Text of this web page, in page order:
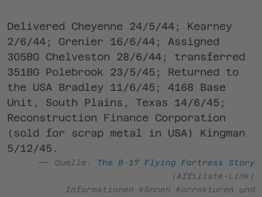
Delivered Cheyenne 24/5/44; Kearney
2/6/44; Grenier 16/6/44; Assigned
305BG Chelveston 28/6/44; transferred
351BG Polebrook 23/5/45; Returned to
the USA Bradley 11/6/45; 4168 Base
Unit, South Plains, Texas 14/6/45;
Reconstruction Finance Corporation
(sold for scrap metal in USA) Kingman
5/12/45.
Quelle:
The B-17 Flying Fortress Story
(Affiliate-Link)
Informationen können Korrekturen und